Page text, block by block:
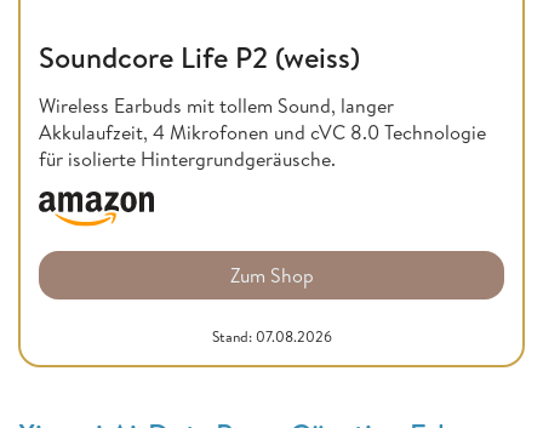
Soundcore Life P2 (weiss)
Wireless Earbuds mit tollem Sound, langer
Akkulaufzeit, 4 Mikrofonen und cVC 8.0 Technologie
für isolierte Hintergrundgeräusche.
Zum Shop
Stand: 07.08.2026